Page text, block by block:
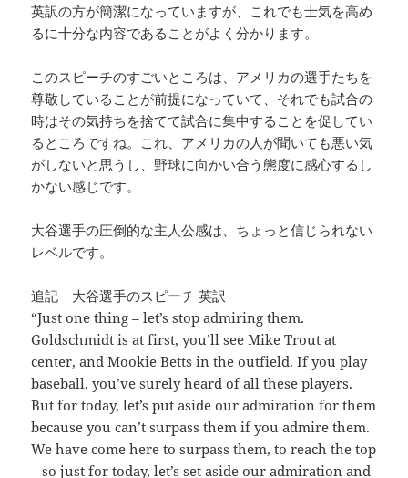
英訳の方が簡潔になっていますが、これでも士気を高め
るに十分な内容であることがよく分かります。
このスピーチのすごいところは、アメリカの選手たちを
尊敬していることが前提になっていて、それでも試合の
時はその気持ちを捨てて試合に集中することを促してい
るところですね。これ、アメリカの人が聞いても悪い気
がしないと思うし、野球に向かい合う態度に感心するし
かない感じです。
大谷選手の圧倒的な主人公感は、ちょっと信じられない
レベルです。
追記 大谷選手のスピーチ 英訳
“Just one thing – let’s stop admiring them.
Goldschmidt is at first, you’ll see Mike Trout at
center, and Mookie Betts in the outfield. If you play
baseball, you’ve surely heard of all these players.
But for today, let’s put aside our admiration for them
because you can’t surpass them if you admire them.
We have come here to surpass them, to reach the top
– so just for today, let’s set aside our admiration and